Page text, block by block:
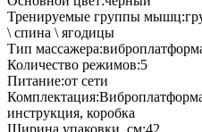
Тренируемые группы мышц:
\ спина \ ягодицы
Тип массажера:
Количество режимов:5
Питание:от сети
Комплектация:
инструкция, коробка